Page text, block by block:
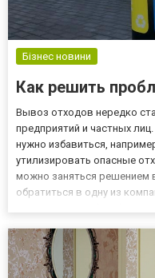
Бізнес новини
Как решить
Вывоз отходов нередко
предприятий и частных
нужно избавиться,
утилизировать опасные
можно заняться решением
обратиться в одну из